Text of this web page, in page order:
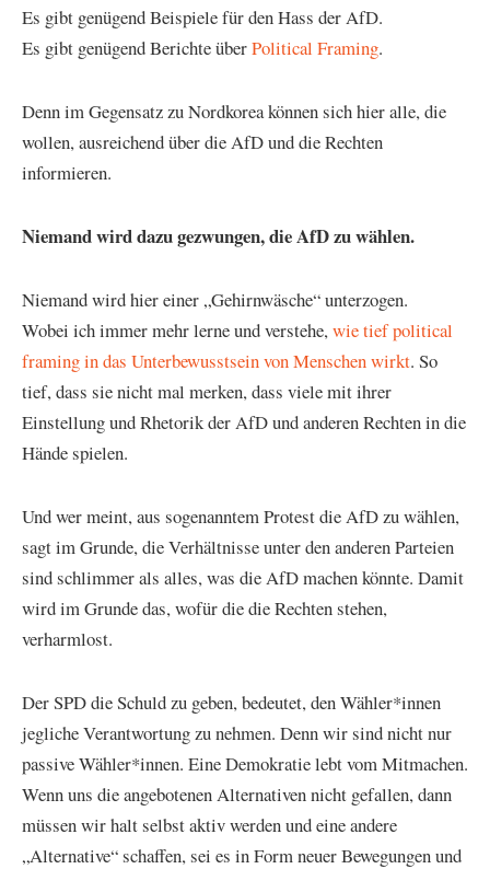
Es gibt genügend Beispiele für den Hass der AfD.
Es gibt genügend Berichte überPolitical Framing.
Denn im Gegensatz zu Nordkorea können sich hier alle, die
wollen, ausreichend über die AfD und die Rechten
informieren.
Niemand wird dazu gezwungen, die AfD zu wählen.
Niemand wird hier einer „Gehirnwäsche“ unterzogen.
Wobei ich immer mehr lerne und verstehe,wie tief political
framing in das Unterbewusstsein von Menschen wirkt. So
tief, dass sie nicht mal merken, dass viele mit ihrer
Einstellung und Rhetorik der AfD und anderen Rechten in die
Hände spielen.
Und wer meint, aus sogenanntem Protest die AfD zu wählen,
sagt im Grunde, die Verhältnisse unter den anderen Parteien
sind schlimmer als alles, was die AfD machen könnte. Damit
wird im Grunde das, wofür die die Rechten stehen,
verharmlost.
Der SPD die Schuld zu geben, bedeutet, den Wähler*innen
jegliche Verantwortung zu nehmen. Denn wir sind nicht nur
passive Wähler*innen. Eine Demokratie lebt vom Mitmachen.
Wenn uns die angebotenen Alternativen nicht gefallen, dann
müssen wir halt selbst aktiv werden und eine andere
„Alternative“ schaffen, sei es in Form neuer Bewegungen und